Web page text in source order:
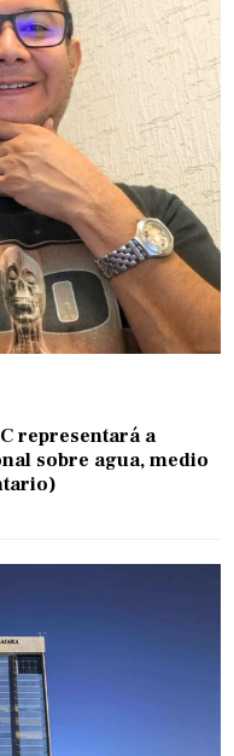
representará a
sobre agua, medio